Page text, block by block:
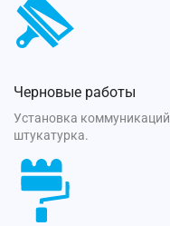
Черновые работы
Установка
штукатурка.